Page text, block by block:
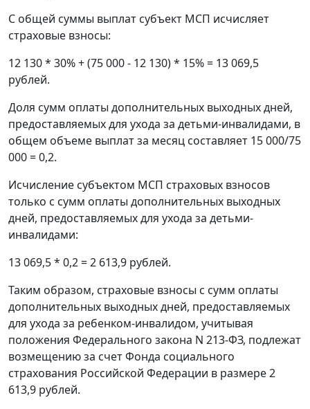
С общей суммы выплат субъект МСП исчисляет
страховые взносы:
12 130 * 30% + (75 000 - 12 130) * 15% = 13 069,5
рублей.
Доля сумм оплаты дополнительных выходных дней,
предоставляемых для ухода за детьми-инвалидами, в
общем объеме выплат за месяц составляет 15 000/75
000 = 0,2.
Исчисление субъектом МСП страховых взносов
только с сумм оплаты дополнительных выходных
дней, предоставляемых для ухода за детьми-
инвалидами:
13 069,5 * 0,2 = 2 613,9 рублей.
Таким образом, страховые взносы с сумм оплаты
дополнительных выходных дней, предоставляемых
для ухода за ребенком-инвалидом, учитывая
положения Федерального закона N 213-ФЗ, подлежат
возмещению за счет Фонда социального
страхования Российской Федерации в размере 2
613,9 рублей.